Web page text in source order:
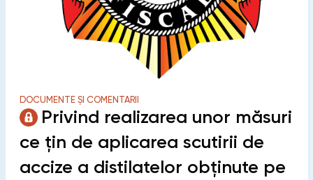
DOCUMENTE ȘI COMENTARII
Privind realizarea unor măsuri
ce țin de aplicarea scutirii de
accize a distilatelor obținute pe